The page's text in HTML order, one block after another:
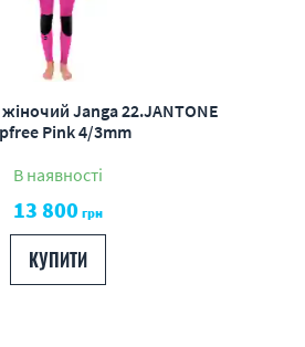
Janga 22.JANTONE
Pink 4/3mm
В наявності
13 800грн
КУПИТИ